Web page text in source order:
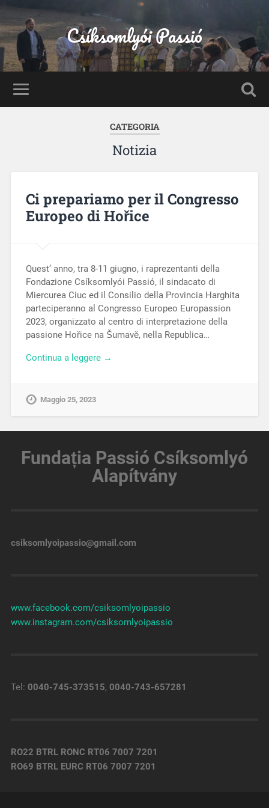
Csíksomlyói Passió
CATEGORIA
Notizia
Ci prepariamo per il Congresso
Europeo di Hořice
Quest’ anno, tra 8-11 giugno, i raprezentanti della
Fondazione Csíksomlyói Passió, il sindacato di
Miercurea Ciuc ed il Consilio della Provincia Harghita
parteciperanno al Congresso Europeo Europassion
2023, organizzato al centro di interpretazione della
passione Hořice na Šumavě, nella Republica…
Continua a leggere →
Maggio 25, 2023
Fundația Passió Csíksomlyó
Alapítvány
csiksomlyoipassio@gmail.com
www.facebook.com/csiksomlyoipassio
www.instagram.com/csiksomlyoipassio
Tel: 0040-745-373515, 0040-743-657281
RO22 BTRL RONC RT06 7007 7201
RO69 BTRL EURC RT06 7007 7201